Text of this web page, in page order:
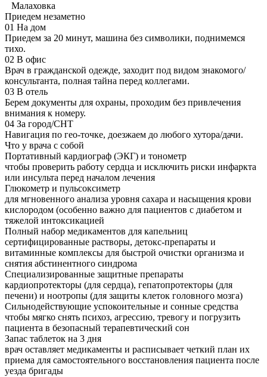
Малаховка
Приедем незаметно
01 На дом
Приедем за 20 минут, машина без символики, поднимемся
тихо.
02 В офис
Врач в гражданской одежде, заходит под видом знакомого/
консультанта, полная тайна перед коллегами.
03 В отель
Берем документы для охраны, проходим без привлечения
внимания к номеру.
04 За город/СНТ
Навигация по гео-точке, доезжаем до любого хутора/дачи.
Что у врача с собой
Портативный кардиограф (ЭКГ) и тонометр
чтобы проверить работу сердца и исключить риски инфаркта
или инсульта перед началом лечения
Глюкометр и пульсоксиметр
для мгновенного анализа уровня сахара и насыщения крови
кислородом (особенно важно для пациентов с диабетом и
тяжелой интоксикацией
Полный набор медикаментов для капельниц
сертифицированные растворы, детокс-препараты и
витаминные комплексы для быстрой очистки организма и
снятия абстинентного синдрома
Специализированные защитные препараты
кардиопротекторы (для сердца), гепатопротекторы (для
печени) и ноотропы (для защиты клеток головного мозга)
Сильнодействующие успокоительные и сонные средства
чтобы мягко снять психоз, агрессию, тревогу и погрузить
пациента в безопасный терапевтический сон
Запас таблеток на 3 дня
врач оставляет медикаменты и расписывает четкий план их
приема для самостоятельного восстановления пациента после
уезда бригады